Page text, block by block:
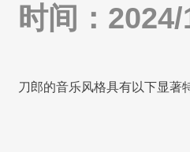
时间：
刀郎的音乐风格具有以下显著